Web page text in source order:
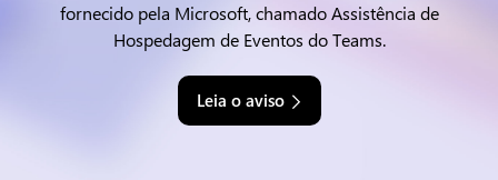
fornecido pela Microsoft, chamado Assistência de
Hospedagem de Eventos do Teams.
Leia o aviso